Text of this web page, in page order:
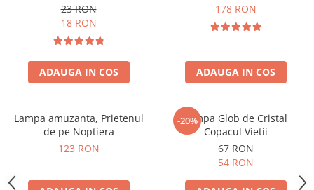
23 RON
18 RON
ADAUGA IN COS
curatare
178 RON
ADAUGA IN COS
Lampa amuzanta, Prietenul
de pe Noptiera
123 RON
-20%
Lampa Glob de Cristal
Copacul Vietii
67 RON
54 RON